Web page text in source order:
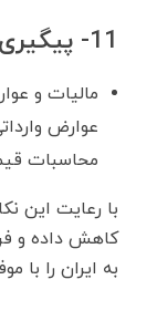
11- پیگیری مالیات‌ها و عوارض
مالیات و
عوارض
محاسبات
با رعایت این
کاهش داده و
به ایران را با